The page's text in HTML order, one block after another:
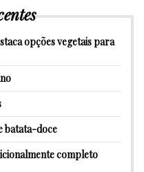
opções vegetais para
batata-doce
completo